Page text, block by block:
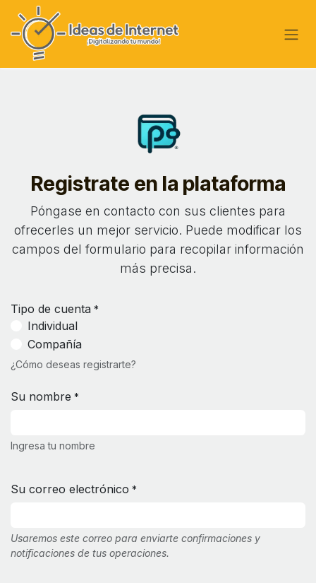
Ir al contenido
Registrate en la plataforma
Póngase en contacto con sus clientes para
ofrecerles un mejor servicio. Puede modificar los
campos del formulario para recopilar información
más precisa.
Tipo de cuenta *
Individual
Compañía
¿Cómo deseas registrarte?
Su nombre *
Ingresa tu nombre
Su correo electrónico *
Usaremos este correo para enviarte confirmaciones y
notificaciones de tus operaciones.